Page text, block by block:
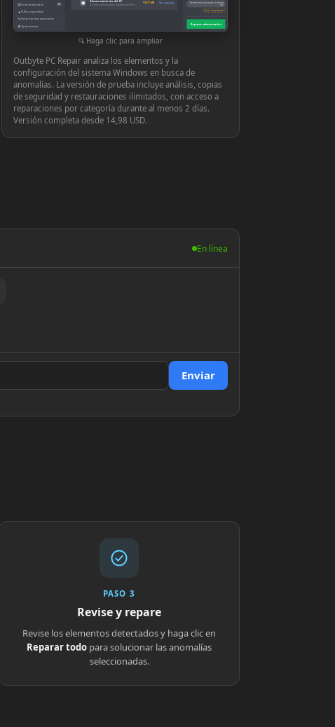
▤Vulnerabilidades 10
● PUA y seguridad
🔧Herramientas avanzadas
♟Optimización
◉ Archivos innecesarios dejados por Windows o las aplicaciones
939,71 MB Ver y reparar Herramientas avanzadas en tiempo
real
Hacer una pregunta
Reparar seleccionados
Haga clic para ampliar
Outbyte PC Repair analiza los elementos y la
configuración del sistema Windows en busca de
anomalías. La versión de prueba incluye análisis, copias
de seguridad y restauraciones ilimitados, con acceso a
reparaciones por categoría durante al menos 2 días.
Versión completa desde 14,98 USD.
En línea
Enviar
PASO 3
Revise y repare
Revise los elementos detectados y haga clic en
Reparar todo para solucionar las anomalías
seleccionadas.